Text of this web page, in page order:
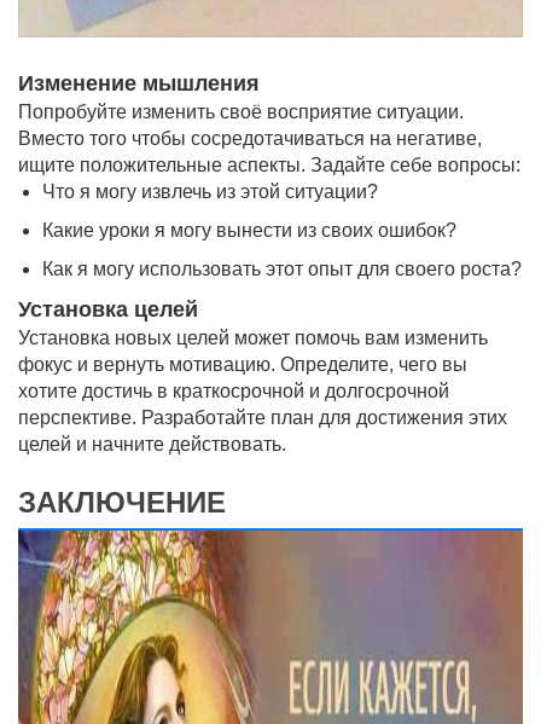
Изменение мышления
Попробуйте изменить своё восприятие ситуации.
Вместо того чтобы сосредотачиваться на негативе,
ищите положительные аспекты. Задайте себе вопросы:
Что я могу извлечь из этой ситуации?
Какие уроки я могу вынести из своих ошибок?
Как я могу использовать этот опыт для своего роста?
Установка целей
Установка новых целей может помочь вам изменить
фокус и вернуть мотивацию. Определите, чего вы
хотите достичь в краткосрочной и долгосрочной
перспективе. Разработайте план для достижения этих
целей и начните действовать.
ЗАКЛЮЧЕНИЕ